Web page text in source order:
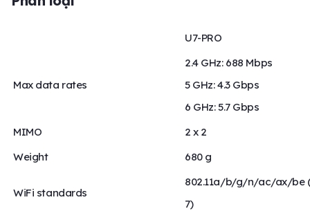
U7-PRO
Max data rates
2.4 GHz: 688 Mbps
5 GHz: 4.3 Gbps
6 GHz: 5.7 Gbps
MIMO
2 x 2
Weight
680 g
WiFi standards
802.11a/b/g/n/ac/ax/be
7)